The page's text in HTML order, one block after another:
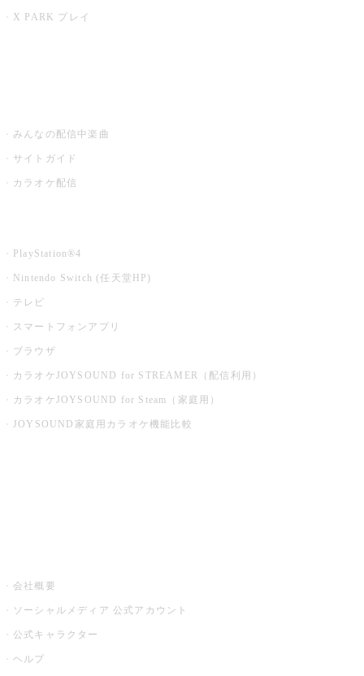
X PARK プレイ
みんなの配信中楽曲
サイトガイド
カラオケ配信
PlayStation®4
Nintendo Switch (任天堂HP)
テレビ
スマートフォンアプリ
ブラウザ
カラオケJOYSOUND for STREAMER（配信利用）
カラオケJOYSOUND for Steam（家庭用）
JOYSOUND家庭用カラオケ機能比較
会社概要
ソーシャルメディア 公式アカウント
公式キャラクター
ヘルプ